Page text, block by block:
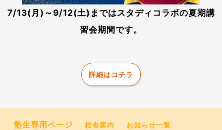
7/13(月)～9/12(土)まではスタディコラボの夏期講
習会期間です。
詳細はコチラ
塾生専用ページ 校舎案内 お知らせ一覧